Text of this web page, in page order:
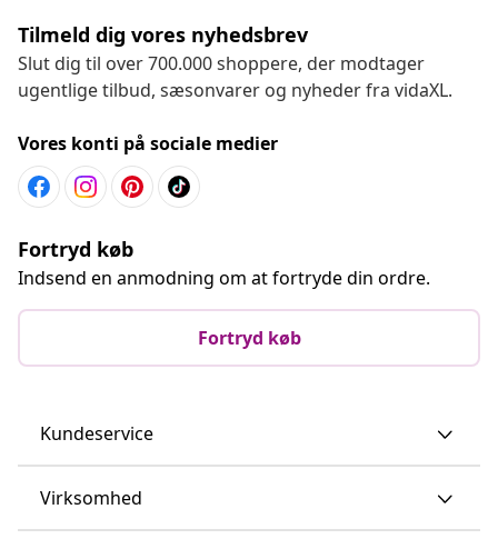
Tilmeld dig vores nyhedsbrev
Slut dig til over 700.000 shoppere, der modtager
ugentlige tilbud, sæsonvarer og nyheder fra vidaXL.
Vores konti på sociale medier
Fortryd køb
Indsend en anmodning om at fortryde din ordre.
Fortryd køb
Kundeservice
Virksomhed